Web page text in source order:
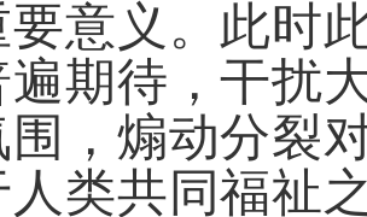
要意义。此时
遍期待，干扰
围，煽动分裂
人类共同福祉